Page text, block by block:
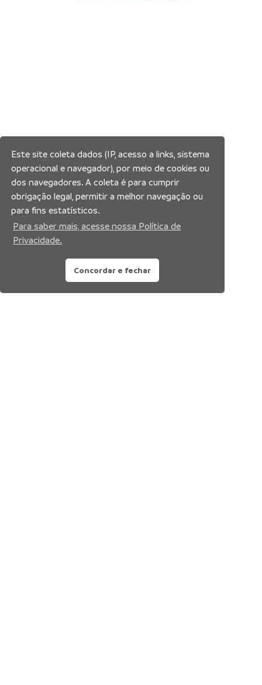
Este site coleta dados (IP, acesso a links, sistema
operacional e navegador), por meio de cookies ou
dos navegadores. A coleta é para cumprir
obrigação legal, permitir a melhor navegação ou
para fins estatísticos.
Para saber mais, acesse nossa Política de
Privacidade.
Concordar e fechar